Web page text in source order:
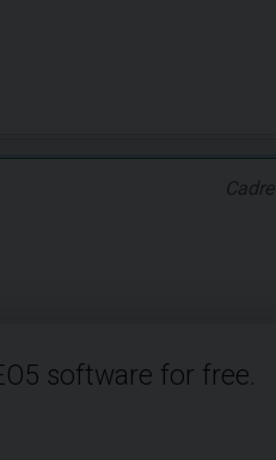
software for free.